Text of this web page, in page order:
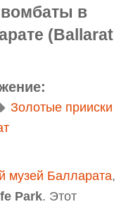
в
(Ballarat
Золотые прииски
музей Балларата,
Park. Этот